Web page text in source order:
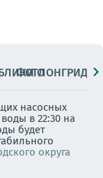
ФОТОЛОНГРИДЫ
насосных
в 22:30 на
будет
округа